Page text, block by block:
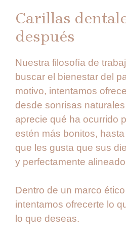
Carillas
después
Nuestra filosofía de
buscar el bienestar del
motivo, intentamos
desde sonrisas
aprecie qué ha ocurrido
estén más bonitos,
que les gusta que sus
y perfectamente
Dentro de un marco
intentamos ofrecerte lo
lo que deseas.